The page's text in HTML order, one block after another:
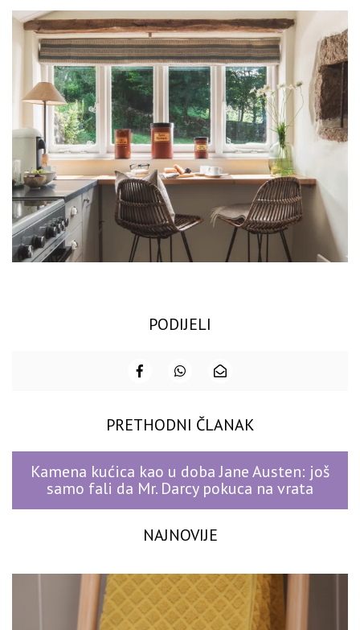
PODIJELI
PRETHODNI ČLANAK
Kamena kućica kao u doba Jane Austen: još
samo fali da Mr. Darcy pokuca na vrata
NAJNOVIJE